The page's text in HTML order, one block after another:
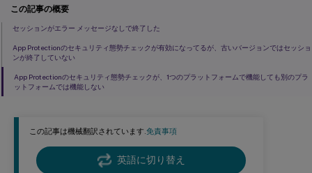
この記事は機械翻訳されています.免責事項
英語に切り替え
この記事の概要
セッションがエラー メッセージなしで終了した
App Protectionのセキュリティ態勢チェックが有効になってるが、古いバージョンではセッショ
ンが終了していない
App Protectionのセキュリティ態勢チェックが、1つのプラットフォームで機能しても別のプラ
ットフォームでは機能しない